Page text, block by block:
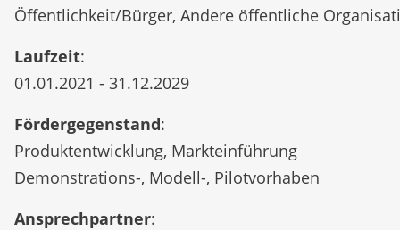
Öffentlichkeit/Bürger, Andere öffentliche
Laufzeit:
01.01.2021 - 31.12.2029
Fördergegenstand:
Produktentwicklung, Markteinführung
Demonstrations-, Modell-, Pilotvorhaben
Ansprechpartner: